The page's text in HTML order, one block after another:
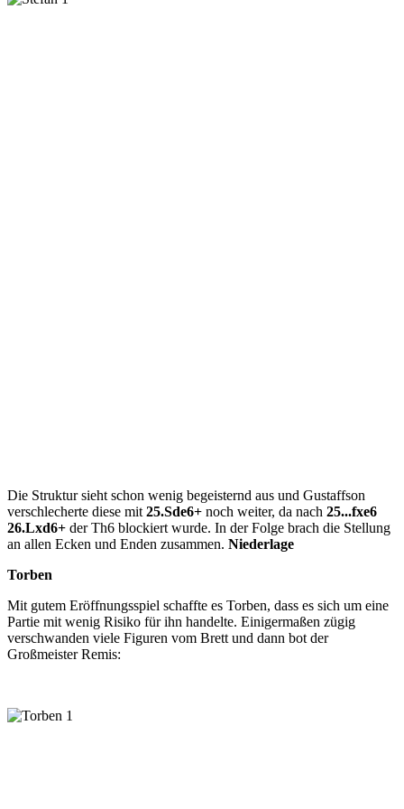
Die Struktur sieht schon wenig begeisternd aus und Gustaffson
verschlecherte diese mit 25.Sde6+ noch weiter, da nach 25...fxe6
26.Lxd6+ der Th6 blockiert wurde. In der Folge brach die Stellung
an allen Ecken und Enden zusammen. Niederlage
Torben
Mit gutem Eröffnungsspiel schaffte es Torben, dass es sich um eine
Partie mit wenig Risiko für ihn handelte. Einigermaßen zügig
verschwanden viele Figuren vom Brett und dann bot der
Großmeister Remis: